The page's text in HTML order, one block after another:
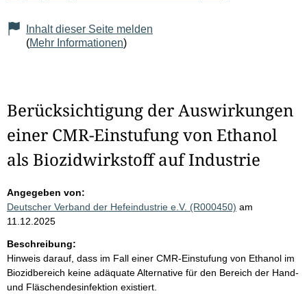
Inhalt dieser Seite melden
(Mehr Informationen)
Berücksichtigung der Auswirkungen
einer CMR-Einstufung von Ethanol
als Biozidwirkstoff auf Industrie
Angegeben von:
Deutscher Verband der Hefeindustrie e.V. (R000450) am
11.12.2025
Beschreibung:
Hinweis darauf, dass im Fall einer CMR-Einstufung von Ethanol im
Biozidbereich keine adäquate Alternative für den Bereich der Hand-
und Fläschendesinfektion existiert.